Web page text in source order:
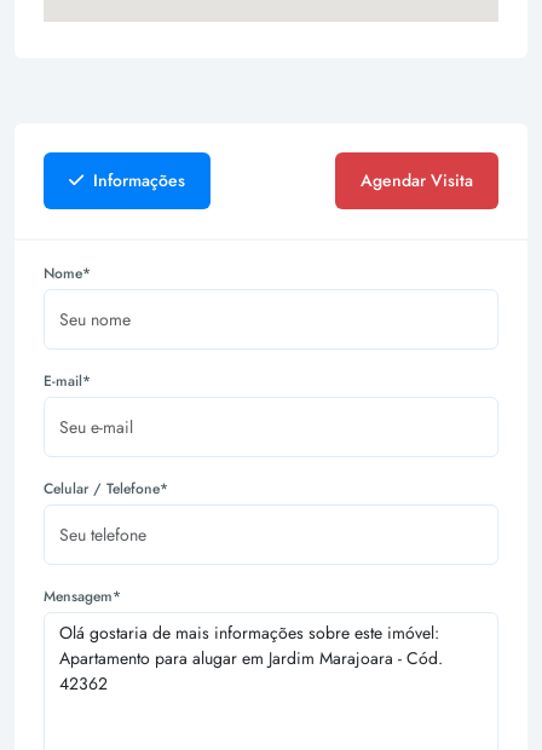
Informações Agendar Visita
Nome*
E-mail*
Celular / Telefone*
Mensagem*